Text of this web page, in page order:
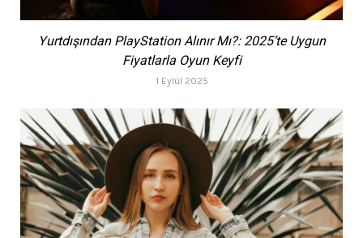
Yurtdışından PlayStation Alınır Mı?: 2025’te Uygun
Fiyatlarla Oyun Keyfi
1 Eylül 2025